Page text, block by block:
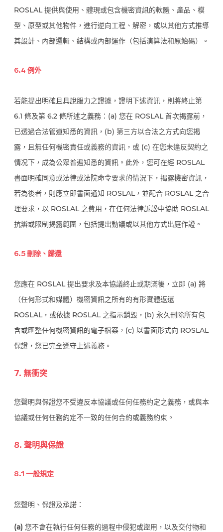
ROSLAL 提供與使用、體現或包含機密資訊的軟體、產品、模
型、原型或其他物件，進行逆向工程、解密，或以其他方式推導
其設計、內部邏輯、結構或內部運作（包括演算法和原始碼）。
6.4 例外
若能提出明確且具說服力之證據，證明下述資訊，則將終止第
6.1 條及第 6.2 條所述之義務：(a) 您在 ROSLAL 首次揭露前，
已透過合法管道知悉的資訊，(b) 第三方以合法之方式向您揭
露，且無任何機密責任或義務的資訊，或 (c) 在您未違反契約之
情况下，成為公眾普遍知悉的資訊。此外，您可在經 ROSLAL
書面明確同意或法律或法院命令要求的情況下，揭露機密資訊，
若為後者，則應立即書面通知 ROSLAL，並配合 ROSLAL 之合
理要求，以 ROSLAL 之費用，在任何法律訴訟中協助 ROSLAL
抗辯或限制揭露範圍，包括提出動議或以其他方式出庭作證。
6.5 刪除、歸還
您應在 ROSLAL 提出要求及本協議終止或期滿後，立即 (a) 將
（任何形式和媒體）機密資訊之所有的有形實體返還
ROSLAL，或依據 ROSLAL 之指示銷毀，(b) 永久刪除所有包
含或匯整任何機密資訊的電子檔案，(c) 以書面形式向 ROSLAL
保證，您已完全遵守上述義務。
7. 無衝突
您聲明與保證您不受違反本協議或任何任務約定之義務，或與本
協議或任何任務約定不一致的任何合約或義務約束。
8. 聲明與保證
8.1 一般規定
您聲明、保證及承諾：
(a) 您不會在執行任何任務的過程中侵犯或盜用，以及交付物和